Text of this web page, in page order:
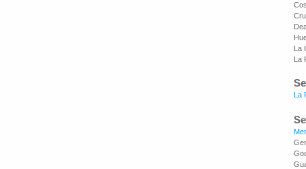
La
La
La